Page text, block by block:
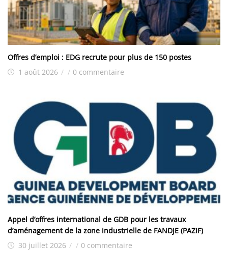
Offres d’emploi : EDG recrute pour plus de 150 postes
1 août 2026 / / 0 commentaire
Appel d’offres international de GDB pour les travaux
d’aménagement de la zone industrielle de FANDJE (PAZIF)
30 juillet 2026 / / 0 commentaire